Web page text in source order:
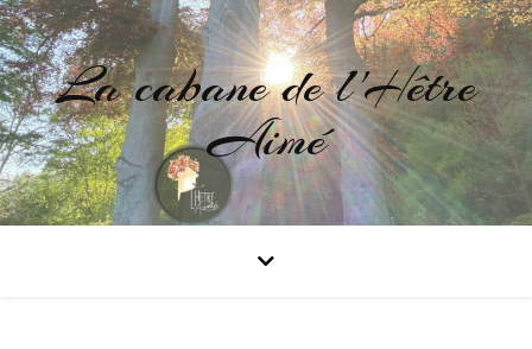
La cabane de l'Hêtre
Aimé